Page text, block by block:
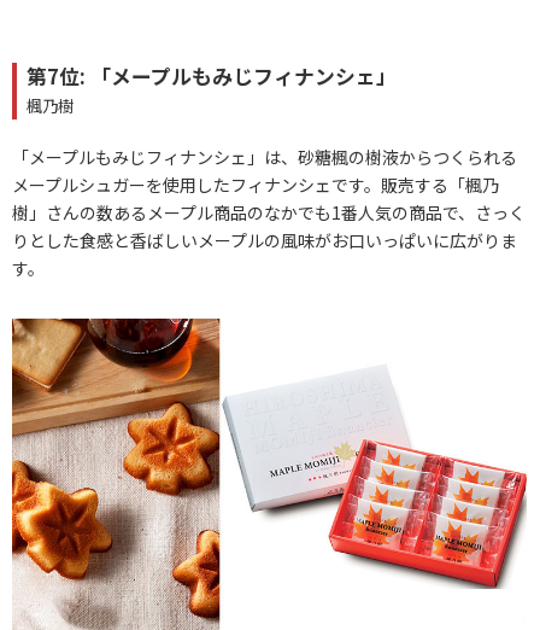
第7位: 「メープルもみじフィナンシェ」
楓乃樹
「メープルもみじフィナンシェ」は、砂糖楓の樹液からつくられる
メープルシュガーを使用したフィナンシェです。販売する「楓乃
樹」さんの数あるメープル商品のなかでも1番人気の商品で、さっく
りとした食感と香ばしいメープルの風味がお口いっぱいに広がりま
す。